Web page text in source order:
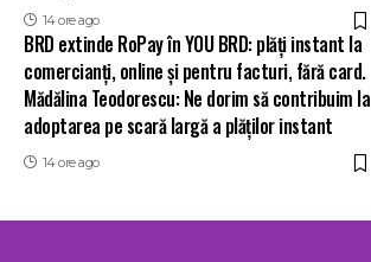
14 ore ago
BRD extinde RoPay în YOU BRD: plăți instant la
comercianți, online și pentru facturi, fără card.
Mădălina Teodorescu: Ne dorim să contribuim la
adoptarea pe scară largă a plăților instant
14 ore ago